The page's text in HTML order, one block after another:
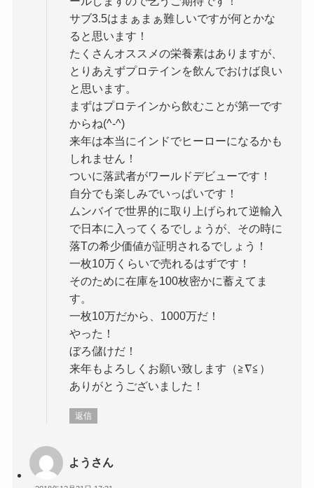
サブ3.5はまぁまぁ難しいですが何とかな
ると思います！
たくさんオススメの栄養素はありますが、
とりあえずプロテインを飲んでおけば良い
と思います。
まずはプロテインから飲むことが第一です
からね(^-^)
来年は本当にインドでヒーローになるかも
しれません！
ついに落武者がワールドデビューです！
自分でも楽しみでいっぱいです！
ムンバイで世界的に取り上げられて逆輸入
で日本に入ってくるでしょうが、その時に
落Tの希少価値が証明されるでしょう！
一枚10万くらいで売れるはずです！
そのために在庫を100枚密かに蓄えてま
す。
一枚10万だから、1000万だ！
やった！
ぼろ儲けだ！
来年もよろしくお願い致します（≧∇≦）
ありがとうございました！
返信
ようさん